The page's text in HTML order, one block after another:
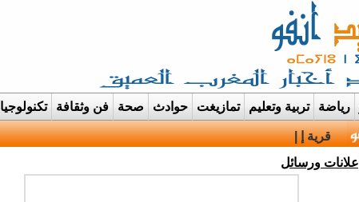
رياضة تربية وتعليم تمازيغت حوادث صحة فن وثقافة تكنولوجيا
قرية إيمي نواسيف بتارودانت تتحول الى عرس ايماني مهيب |
إعلانات ورسائل